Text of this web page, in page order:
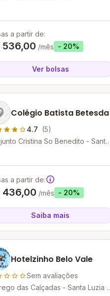
a partir de:
536,00 /mês - 20%
Ver bolsas
Colégio Batista Betesda
4.7 (5)
Cristina So Benedito - Santa
a partir de:
436,00 /mês - 20%
Saiba mais
Hotelzinho Belo Vale
Sem avaliações
das Calçadas - Santa Luzia -